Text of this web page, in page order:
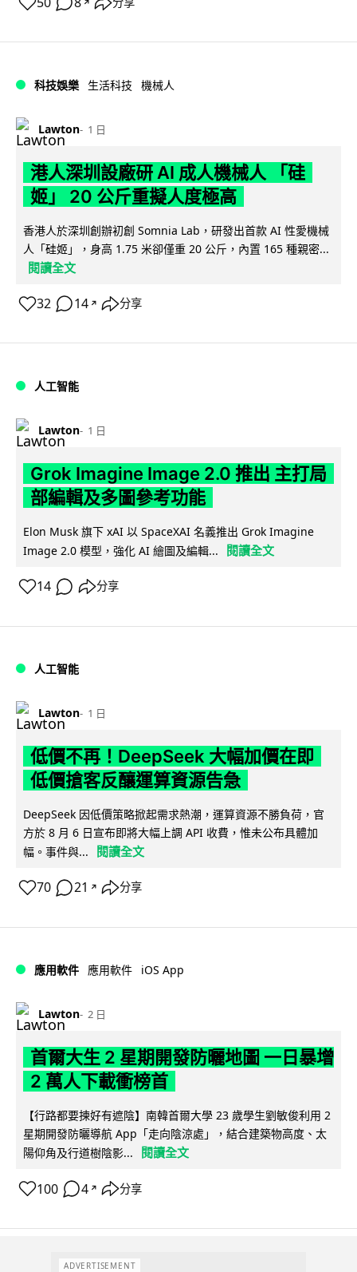
科技娛樂 生活科技 機械人
Lawton 1 日
港人深圳設廠研 AI 成人機械人 「硅
姬」 20 公斤重擬人度極高
香港人於深圳創辦初創 Somnia Lab，研發出首款 AI 性愛機械
人「硅姬」，身高 1.75 米卻僅重 20 公斤，內置 165 種親密...
閱讀全文
32 14 ↗ 分享
人工智能
Lawton 1 日
Grok Imagine Image 2.0 推出 主打局
部編輯及多圖參考功能
Elon Musk 旗下 xAI 以 SpaceXAI 名義推出 Grok Imagine
Image 2.0 模型，強化 AI 繪圖及編輯...
閱讀全文
14 分享
人工智能
Lawton 1 日
低價不再！DeepSeek 大幅加價在即
低價搶客反釀運算資源告急
DeepSeek 因低價策略掀起需求熱潮，運算資源不勝負荷，官
方於 8 月 6 日宣布即將大幅上調 API 收費，惟未公布具體加
幅。事件與...
閱讀全文
70 21 ↗ 分享
應用軟件 應用軟件 iOS App
Lawton 2 日
首爾大生 2 星期開發防曬地圖 一日暴增
2 萬人下載衝榜首
【行路都要揀好有遮陰】南韓首爾大學 23 歲學生劉敏俊利用 2
星期開發防曬導航 App「走向陰涼處」，結合建築物高度、太
陽仰角及行道樹陰影...
閱讀全文
100 4 ↗ 分享
ADVERTISEMENT